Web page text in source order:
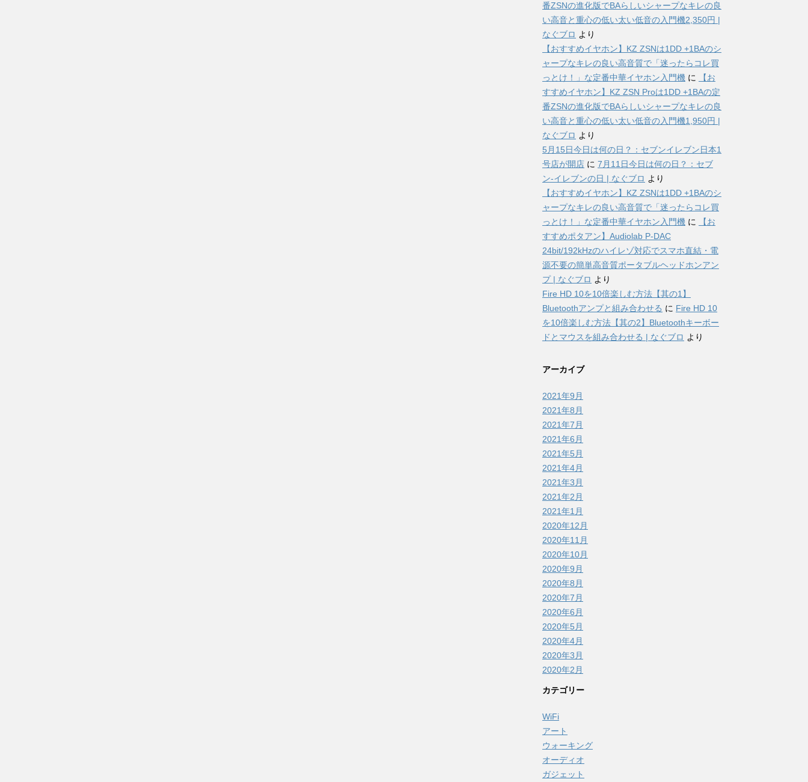
番ZSNの進化版でBAらしいシャープなキレの良
い高音と重心の低い太い低音の入門機2,350円 |
なぐブロ より
【おすすめイヤホン】KZ ZSNは1DD +1BAのシ
ャープなキレの良い高音質で「迷ったらコレ買
っとけ！」な定番中華イヤホン入門機 に
【お
すすめイヤホン】KZ ZSN Proは1DD +1BAの定
番ZSNの進化版でBAらしいシャープなキレの良
い高音と重心の低い太い低音の入門機1,950円 |
なぐブロ より
5月15日今日は何の日？：セブンイレブン日本1
号店が開店 に 7月11日今日は何の日？：セブ
ン-イレブンの日 | なぐブロ より
【おすすめイヤホン】KZ ZSNは1DD +1BAのシ
ャープなキレの良い高音質で「迷ったらコレ買
っとけ！」な定番中華イヤホン入門機 に
【お
すすめポタアン】Audiolab P-DAC
24bit/192kHzのハイレゾ対応でスマホ直結・電
源不要の簡単高音質ポータブルヘッドホンアン
プ | なぐブロ より
Fire HD 10を10倍楽しむ方法【其の1】
Bluetoothアンプと組み合わせる に Fire HD 10
を10倍楽しむ方法【其の2】Bluetoothキーボー
ドとマウスを組み合わせる | なぐブロ より
アーカイブ
2021年9月
2021年8月
2021年7月
2021年6月
2021年5月
2021年4月
2021年3月
2021年2月
2021年1月
2020年12月
2020年11月
2020年10月
2020年9月
2020年8月
2020年7月
2020年6月
2020年5月
2020年4月
2020年3月
2020年2月
カテゴリー
WiFi
アート
ウォーキング
オーディオ
ガジェット